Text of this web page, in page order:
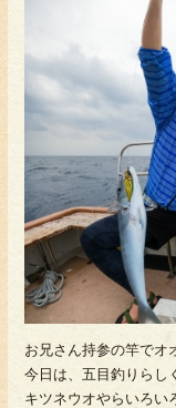
お兄さん持参の竿でオ
今日は、五目釣りらし
キツネウオやらいろい